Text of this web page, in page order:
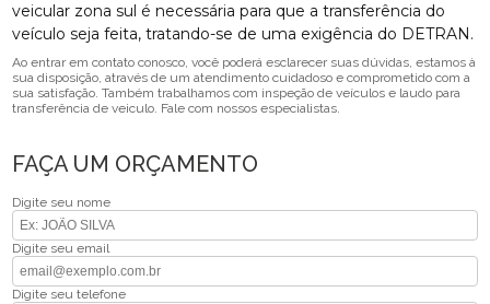
veicular zona sul é necessária para que a transferência do
veículo seja feita, tratando-se de uma exigência do DETRAN.
Ao entrar em contato conosco, você poderá esclarecer suas dúvidas, estamos à
sua disposição, através de um atendimento cuidadoso e comprometido com a
sua satisfação. Também trabalhamos com inspeção de veículos e laudo para
transferência de veiculo. Fale com nossos especialistas.
FAÇA UM ORÇAMENTO
Digite seu nome
Digite seu email
Digite seu telefone